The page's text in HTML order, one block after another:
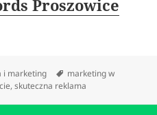
Proszowice
i marketing Tagi
marketing w
,skuteczna reklama